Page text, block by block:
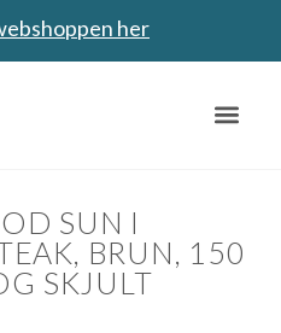
her
SUN I
BRUN, 150
SKJULT